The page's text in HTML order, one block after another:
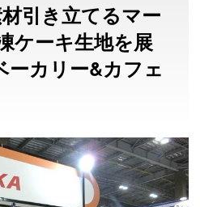
引き立てるマー
ケーキ生地を展
ーカリー&カフェ